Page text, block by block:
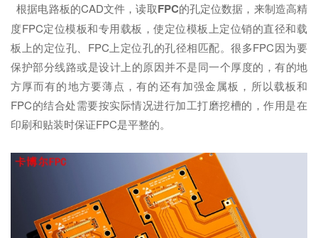
根据电路板的CAD文件，读取FPC的孔定位数据，来制造高精
度FPC定位模板和专用载板，使定位模板上定位销的直径和载
板上的定位孔、FPC上定位孔的孔径相匹配。很多FPC因为要
保护部分线路或是设计上的原因并不是同一个厚度的，有的地
方厚而有的地方要薄点，有的还有加强金属板，所以载板和
FPC的结合处需要按实际情况进行加工打磨挖槽的，作用是在
印刷和贴装时保证FPC是平整的。